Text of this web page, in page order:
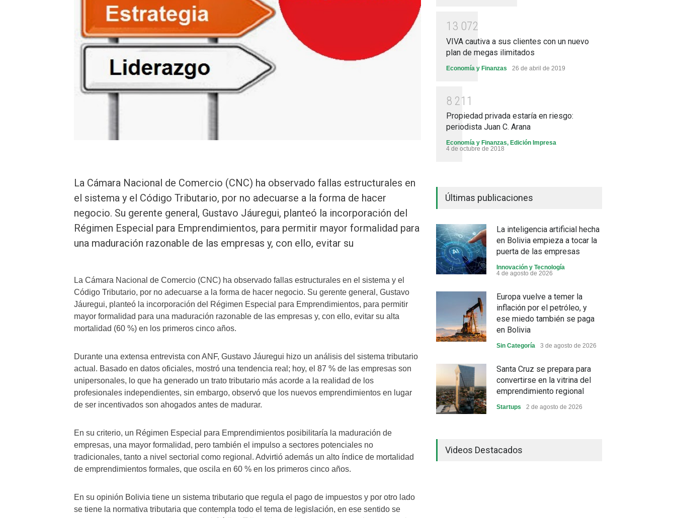
La Cámara Nacional de Comercio (CNC) ha observado fallas estructurales en
el sistema y el Código Tributario, por no adecuarse a la forma de hacer
negocio. Su gerente general, Gustavo Jáuregui, planteó la incorporación del
Régimen Especial para Emprendimientos, para permitir mayor formalidad para
una maduración razonable de las empresas y, con ello, evitar su
La Cámara Nacional de Comercio (CNC) ha observado fallas estructurales en el sistema y el
Código Tributario, por no adecuarse a la forma de hacer negocio. Su gerente general, Gustavo
Jáuregui, planteó la incorporación del Régimen Especial para Emprendimientos, para permitir
mayor formalidad para una maduración razonable de las empresas y, con ello, evitar su alta
mortalidad (60 %) en los primeros cinco años.
Durante una extensa entrevista con ANF, Gustavo Jáuregui hizo un análisis del sistema tributario
actual. Basado en datos oficiales, mostró una tendencia real; hoy, el 87 % de las empresas son
unipersonales, lo que ha generado un trato tributario más acorde a la realidad de los
profesionales independientes, sin embargo, observó que los nuevos emprendimientos en lugar
de ser incentivados son ahogados antes de madurar.
En su criterio, un Régimen Especial para Emprendimientos posibilitaría la maduración de
empresas, una mayor formalidad, pero también el impulso a sectores potenciales no
tradicionales, tanto a nivel sectorial como regional. Advirtió además un alto índice de mortalidad
de emprendimientos formales, que oscila en 60 % en los primeros cinco años.
En su opinión Bolivia tiene un sistema tributario que regula el pago de impuestos y por otro lado
se tiene la normativa tributaria que contempla todo el tema de legislación, en ese sentido se
1 3 072
VIVA cautiva a sus clientes con un nuevo
plan de megas ilimitados
Economía y Finanzas 26 de abril de 2019
8 21 1
Propiedad privada estaría en riesgo:
periodista Juan C. Arana
Economía y Finanzas, Edición Impresa
4 de octubre de 2018
Últimas publicaciones
La inteligencia artificial hecha
en Bolivia empieza a tocar la
puerta de las empresas
Innovación y Tecnología
4 de agosto de 2026
Europa vuelve a temer la
inflación por el petróleo, y
ese miedo también se paga
en Bolivia
Sin Categoría 3 de agosto de 2026
Santa Cruz se prepara para
convertirse en la vitrina del
emprendimiento regional
Startups 2 de agosto de 2026
industrial y el golpe puede
Videos Destacados